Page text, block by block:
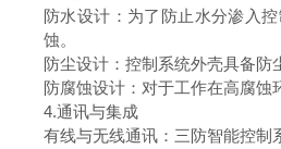
防水设计：为了防止水分渗入
蚀。
防尘设计：控制系统外壳具备
防腐蚀设计：对于工作在高腐
4.通讯与集成
有线与无线通讯：三防智能控